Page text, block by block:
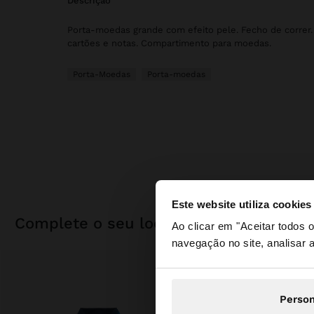
Este website utiliza cookies
Ao clicar em "Aceitar todos
navegação no site, analisar
olá
Está a aceder ao
Porta-moedas grande com efeito pele. Fecho de
cartões e notas. Compartimento para moedas.
Porta-Moedas Porta-moedas
complete o seu look